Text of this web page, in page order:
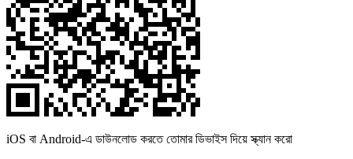
iOS বা Android-এ ডাউনলোড করতে তোমার ডিভাইস দিয়ে স্ক্যান করো